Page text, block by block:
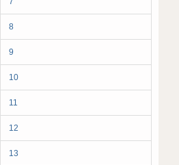
8
9
10
11
12
13